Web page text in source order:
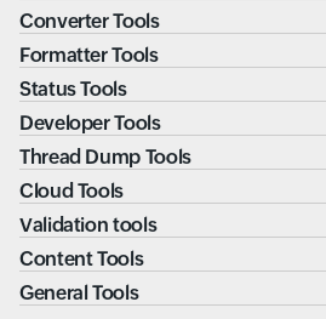
Converter Tools
Formatter Tools
Status Tools
Developer Tools
Thread Dump Tools
Cloud Tools
Validation tools
Content Tools
General Tools